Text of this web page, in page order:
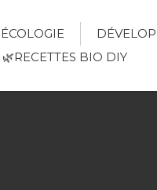
ÉCOLOGIE
🌿RECETTES BIO DIY